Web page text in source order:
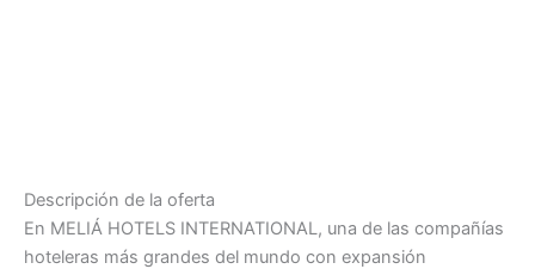
Descripción de la oferta
En MELIÁ HOTELS INTERNATIONAL, una de las compañías
hoteleras más grandes del mundo con expansión